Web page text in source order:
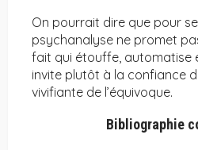
On pourrait dire que pour
psychanalyse ne promet
fait qui étouffe, automatise
invite plutôt à la confiance
vivifiante de l’équivoque.
Bibliographie